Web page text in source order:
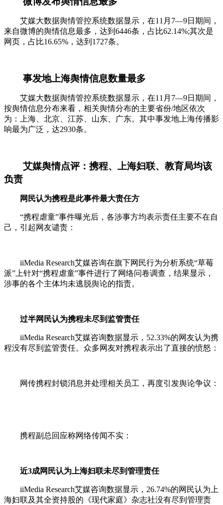
艾媒大数据舆情管控系统数据显示，在11月7—9日期间，
来自微博的舆情信息最多，达到6446条，占比62.14%;其次是
网页，占比16.65%，达到1727条。
事发地上海舆情信息数量最多
艾媒大数据舆情管控系统数据显示，在11月7—9日期间，
按舆情信息分布来看，相关舆情分布的主要省份/地区依次
为：上海、北京、江苏、山东、广东。其中事发地上海传播影
响最为广泛，达2930条。
艾媒舆情点评：携程、上海妇联、教育局均该
负责
网民认为携程是此事件最大责任方
“携程虐童”事件曝光后，各涉事方均表示责任主要不在自
己，引起网友谴责：
iiMedia Research艾媒咨询在旗下网民行为分析系统“草莓
派”上针对“携程虐童”事件进行了网络问卷调查，结果显示，
涉事的各个主体均未逃脱舆论的指责。
过半网民认为携程未尽到监管责任
iiMedia Research艾媒咨询数据显示，52.33%的网友认为携
程没有尽到监管责任。众多网友对携程表示出了直接的愤怒：
网传携程封锁消息并处理相关员工，再度引发舆论争议：
携程副总回应称网络传闻不实：
近3成网民认为上海妇联未尽到管理责任
iiMedia Research艾媒咨询数据显示，26.74%的网民认为上
海妇联及其全资持股的《现代家庭》杂志社没有尽到管理责